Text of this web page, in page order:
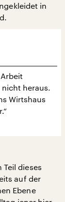
in
heraus.
Wirtshaus
dieses
auf der
Ebene